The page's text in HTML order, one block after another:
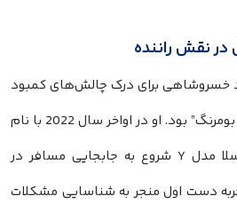
در نقش راننده
خسروشاهی برای درک چالش‌های کمبود
راننده پس از پاندمی، “پروژه بومرنگ” بود. او در اواخر سال 2022 با نام
مستعار “Dave K” و یک تسلا مدل Y شروع به جابجایی مسافر در
دست اول منجر به شناسایی مشکلات